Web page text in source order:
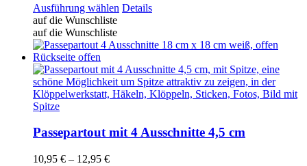
Ausführung wählen Dieses
mehrere
auf.
Die
Optionen
der
Details
auf die Wunschliste
auf die Wunschliste
Passepartout mit 4 Ausschnitte 4,5 cm
10,95 € – 12,95 €